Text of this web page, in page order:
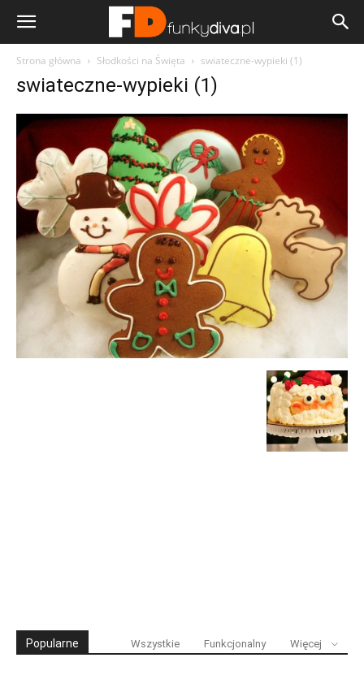
Strona główna Słodkości na Święta swiateczne-wypieki (1)
swiateczne-wypieki (1)
Popularne Wszystkie Funkcjonalny Więcej